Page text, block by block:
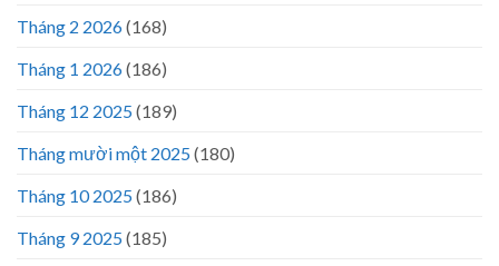
Tháng 2 2026(168)
Tháng 1 2026(186)
Tháng 12 2025(189)
Tháng mười một 2025(180)
Tháng 10 2025(186)
Tháng 9 2025(185)